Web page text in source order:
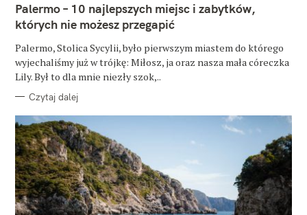
G
R
Palermo – 10 najlepszych miejsc i zabytków,
których nie możesz przegapić
Palermo, Stolica Sycylii, było pierwszym miastem do którego
wyjechaliśmy już w trójkę: Miłosz, ja oraz nasza mała córeczka
Lily. Był to dla mnie niezły szok,..
Czytaj dalej